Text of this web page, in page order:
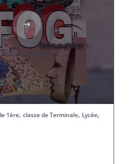
Fake-O-Gram
1ère, classe de Terminale, Lycée,